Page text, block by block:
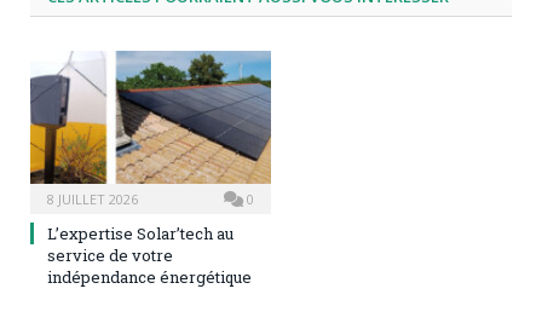
8 JUILLET 2026 0
L’expertise Solar’tech au
service de votre
indépendance énergétique